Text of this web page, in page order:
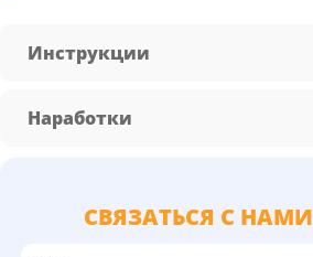
1С:Зарплата и управление
персоналом
Инструкции
Наработки
СВЯЗАТЬСЯ С НАМИ